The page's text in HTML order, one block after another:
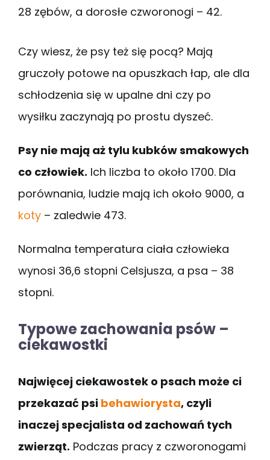
28 zębów, a dorosłe czworonogi – 42.
Czy wiesz, że psy też się pocą? Mają
gruczoły potowe na opuszkach łap, ale dla
schłodzenia się w upalne dni czy po
wysiłku zaczynają po prostu dyszeć.
Psy nie mają aż tylu kubków smakowych
co człowiek. Ich liczba to około 1700. Dla
porównania, ludzie mają ich około 9000, a
koty – zaledwie 473.
Normalna temperatura ciała człowieka
wynosi 36,6 stopni Celsjusza, a psa – 38
stopni.
Typowe zachowania psów –
ciekawostki
Najwięcej ciekawostek o psach może ci
przekazać psi behawiorysta, czyli
inaczej specjalista od zachowań tych
zwierząt. Podczas pracy z czworonogami